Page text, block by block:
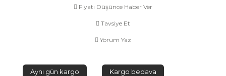
Fiyatı Düşünce Haber Ver
Tavsiye Et
Yorum Yaz
Aynı gün kargo Kargo bedava